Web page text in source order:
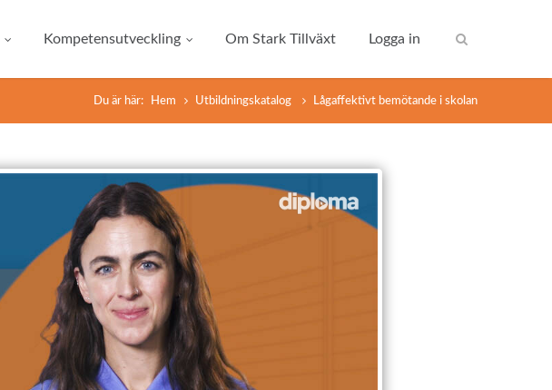
Kompetensutveckling Om Stark Tillväxt Logga in
Du är här: Hem Utbildningskatalog Lågaffektivt bemötande i skolan